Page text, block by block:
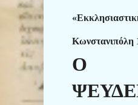
Κωνστανιπόλη
Ο